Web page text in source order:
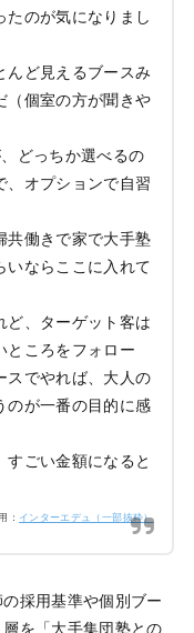
たのが気になりまし
んど見えるブースみ
（個室の方が聞きや
どっちか選べるの
、オプションで自習
共働きで家で大手塾
いならここに入れて
ど、ターゲット客は
ところをフォロー
スでやれば、大人の
のが一番の目的に感
ごい金額になると
： インターエデュ（一部抜粋）
採用基準や個別ブー
を「大手集団塾との